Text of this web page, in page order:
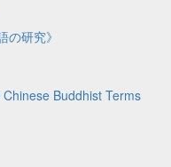
研究》
Buddhist Terms